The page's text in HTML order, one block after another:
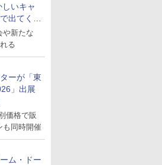
いキャ
出てくる
や新たな
る
ーが「東
」出展
価格で販
も同時開催
ム・ドー